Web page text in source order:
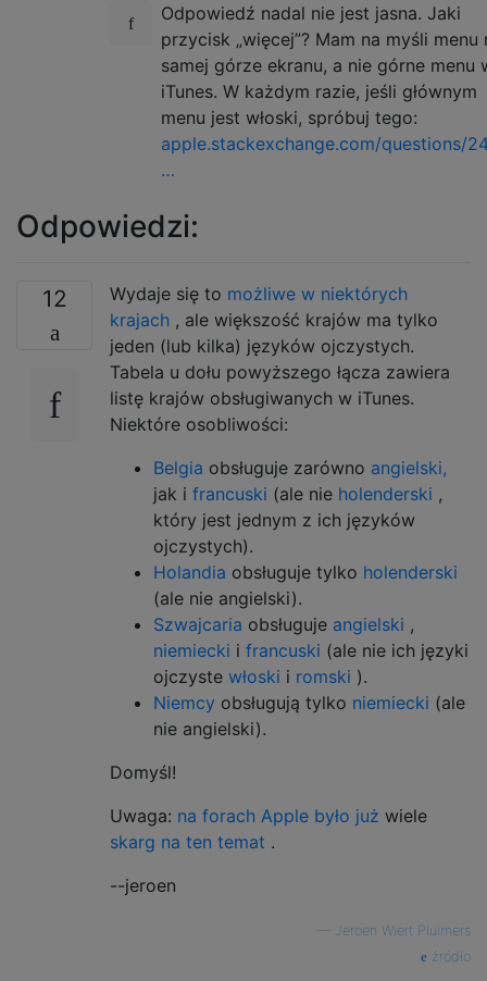
Odpowiedź nadal nie jest jasna. Jaki
przycisk „więcej”? Mam na myśli menu
samej górze ekranu, a nie górne menu
iTunes. W każdym razie, jeśli głównym
menu jest włoski, spróbuj tego:
apple.stackexchange.com/questions/
…
Odpowiedzi:
12 Wydaje się to możliwe w niektórych
krajach , ale większość krajów ma tylko
jeden (lub kilka) języków ojczystych.
Tabela u dołu powyższego łącza zawiera
listę krajów obsługiwanych w iTunes.
Niektóre osobliwości:
Belgia obsługuje zarówno angielski,
jak i francuski (ale nie holenderski ,
który jest jednym z ich języków
ojczystych).
Holandia obsługuje tylko holenderski
(ale nie angielski).
Szwajcaria obsługuje angielski ,
niemiecki i francuski (ale nie ich języki
ojczyste włoski i romski ).
Niemcy obsługują tylko niemiecki (ale
nie angielski).
Domyśl!
Uwaga: na forach Apple było już wiele
skarg na ten temat .
--jeroen
Jeroen Wiert Pluimers
źródło